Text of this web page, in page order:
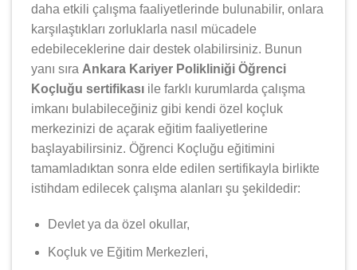
daha etkili çalışma faaliyetlerinde bulunabilir, onlara
karşılaştıkları zorluklarla nasıl mücadele
edebileceklerine dair destek olabilirsiniz. Bunun
yanı sıra Ankara Kariyer Polikliniği Öğrenci
Koçluğu sertifikası ile farklı kurumlarda çalışma
imkanı bulabileceğiniz gibi kendi özel koçluk
merkezinizi de açarak eğitim faaliyetlerine
başlayabilirsiniz. Öğrenci Koçluğu eğitimini
tamamladıktan sonra elde edilen sertifikayla birlikte
istihdam edilecek çalışma alanları şu şekildedir:
Devlet ya da özel okullar,
Koçluk ve Eğitim Merkezleri,